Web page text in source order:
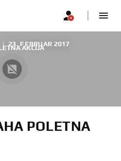
AKCIJA
| 23. FEBRUAR 2017
POLETNA